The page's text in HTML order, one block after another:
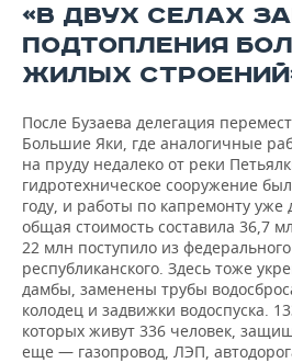
«В ДВУХ СЕЛАХ
ПОДТОПЛЕНИЯ
ЖИЛЫХ
После Бузаева делегация
Большие Яки, где аналогичные
на пруду недалеко от реки
гидротехническое сооружение
году, и работы по капремонту уже
общая стоимость составила 36,7
22 млн поступило из
республиканского. Здесь тоже
дамбы, заменены трубы
колодец и задвижки водоспуска.
которых живут 336 человек,
еще — газопровод, ЛЭП,